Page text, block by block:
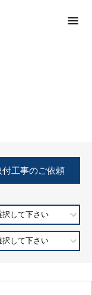
付工事のご依頼
択して下さい
択して下さい